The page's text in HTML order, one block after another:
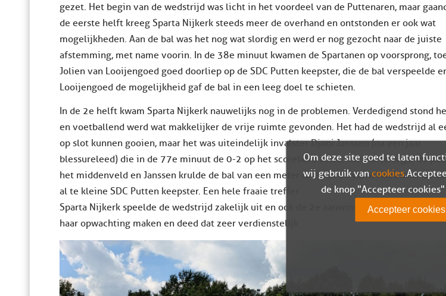
gezet. Het begin van de wedstrijd was licht in het voordeel van de Puttenaren, maar
de eerste helft kreeg Sparta Nijkerk steeds meer de overhand en ontstonden er ook wat
mogelijkheden. Aan de bal was het nog wat slordig en werd er nog gezocht naar de juiste
afstemming, met name voorin. In de 38e minuut kwamen de Spartanen op voorsprong,
Jolien van Looijengoed goed doorliep op de SDC Putten keepster, die de bal verspeelde
Looijengoed de mogelijkheid gaf de bal in een leeg doel te schieten.
In de 2e helft kwam Sparta Nijkerk nauwelijks nog in de problemen. Verdedigend stond
en voetballend werd wat makkelijker de vrije ruimte gevonden. Het had de wedstrijd al
op slot kunnen gooien, maar het was uiteindelijk invalster Djoni Janssen (na een jaar
blessureleed) die in de 77e minuut de 0-2 op het scorebord zette. Ilse Martens gaf de
het middenveld en Janssen krulde de bal van een meter of 20 in de verre hoek over de
al te kleine SDC Putten keepster. Een hele fraaie treffer.
Sparta Nijkerk speelde de wedstrijd zakelijk uit en ook de 2e aanwinst Mandy van Pelt,
haar opwachting maken en deed dat zeer verdienstelijk.
Om deze site goed te laten
wij gebruik van cookies.
de knop "Accepteer
Accepteer cookies